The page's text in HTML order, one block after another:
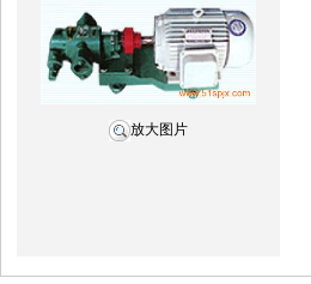
放大图片